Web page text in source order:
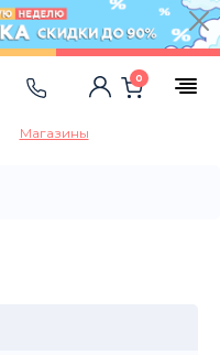
Магазины
0